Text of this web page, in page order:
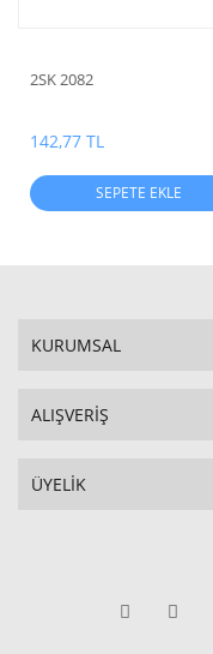
2SK 2082
142,77 TL
SEPETE EKLE
KURUMSAL
ALIŞVERİŞ
ÜYELİK